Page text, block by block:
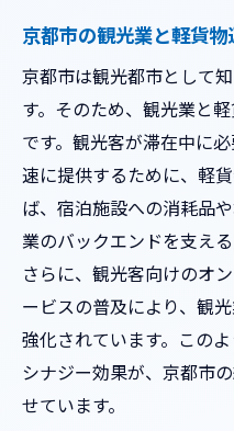
地域密着型サー
地元のニーズに
京都市の特徴に
地域住民とのコ
地元密着型サー
迅速かつ丁寧な軽貨
れる理由
スピードが求め
丁寧な対応がも
京都市の観光業と軽貨
京都市は観光都市として
す。そのため、観光業と
です。観光客が滞在中に
速に提供するために、軽
ば、宿泊施設への消耗品
業のバックエンドを支え
さらに、観光客向けのオ
ービスの普及により、観
強化されています。この
シナジー効果が、京都市
せています。